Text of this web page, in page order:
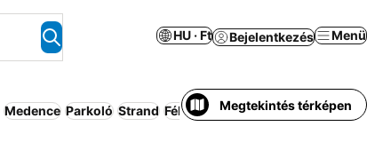
HU · Ft Bejelentkezés Menü
Medence Parkoló Strand Félpanzió Üdülő
Megtekintés térképen